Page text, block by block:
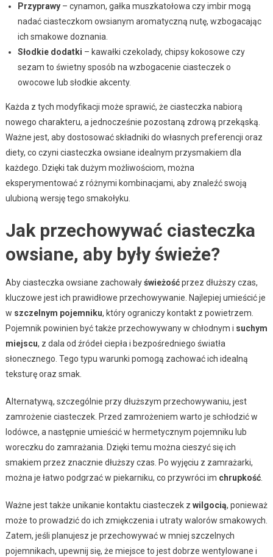
Przyprawy– cynamon, gałka muszkatołowa czy imbir mogą
nadać ciasteczkom owsianym aromatyczną nutę, wzbogacając
ich smakowe doznania.
Słodkie dodatki – kawałki czekolady, chipsy kokosowe czy
sezam to świetny sposób na wzbogacenie ciasteczek o
owocowe lub słodkie akcenty.
Każda z tych modyfikacji może sprawić, że ciasteczka nabiorą
nowego charakteru, a jednocześnie pozostaną zdrową przekąską.
Ważne jest, aby dostosować składniki do własnych preferencji oraz
diety, co czyni ciasteczka owsiane idealnym przysmakiem dla
każdego. Dzięki tak dużym możliwościom, można
eksperymentować z różnymi kombinacjami, aby znaleźć swoją
ulubioną wersję tego smakołyku.
Jak przechowywać ciasteczka
owsiane, aby były świeże?
Aby ciasteczka owsiane zachowałyświeżośćprzez dłuższy czas,
kluczowe jest ich prawidłowe przechowywanie. Najlepiej umieścić je
w szczelnym pojemniku, który ograniczy kontakt z powietrzem.
Pojemnik powinien być także przechowywany w chłodnym i suchym
miejscu, z dala od źródeł ciepła i bezpośredniego światła
słonecznego. Tego typu warunki pomogą zachować ich idealną
teksturę oraz smak.
Alternatywą, szczególnie przy dłuższym przechowywaniu, jest
zamrożenie ciasteczek. Przed zamrożeniem warto je schłodzić w
lodówce, a następnie umieścić w hermetycznym pojemniku lub
woreczku do zamrażania. Dzięki temu można cieszyć się ich
smakiem przez znacznie dłuższy czas. Po wyjęciu z zamrażarki,
można je łatwo podgrzać w piekarniku, co przywróci im chrupkość.
Ważne jest także unikanie kontaktu ciasteczek z wilgocią, ponieważ
może to prowadzić do ich zmiękczenia i utraty walorów smakowych.
Zatem, jeśli planujesz je przechowywać w mniej szczelnych
pojemnikach, upewnij się, że miejsce to jest dobrze wentylowane i